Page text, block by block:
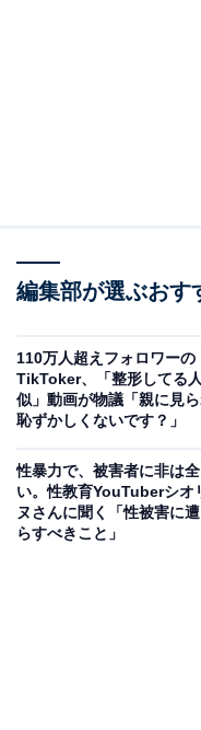
編集部が選ぶおす
110万人超えフォロワーの
TikToker、「整形してる
似」動画が物議「親に見
恥ずかしくないです？」
性暴力で、被害者に非は
い。性教育YouTuberシオ
ヌさんに聞く「性被害に
らすべきこと」